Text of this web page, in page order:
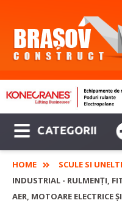
CATEGORII
HOME SCULE SI
INDUSTRIAL - RULMENȚI,
AER, MOTOARE ELECTRICE